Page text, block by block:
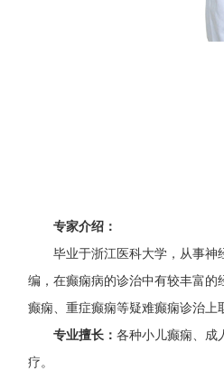
专家介绍：
毕业于浙江医科大学，从事神
编，在癫痫病的诊治中有较丰富的
癫痫、重症癫痫等疑难癫痫诊治上
专业擅长： 各种小儿癫痫、成
疗。